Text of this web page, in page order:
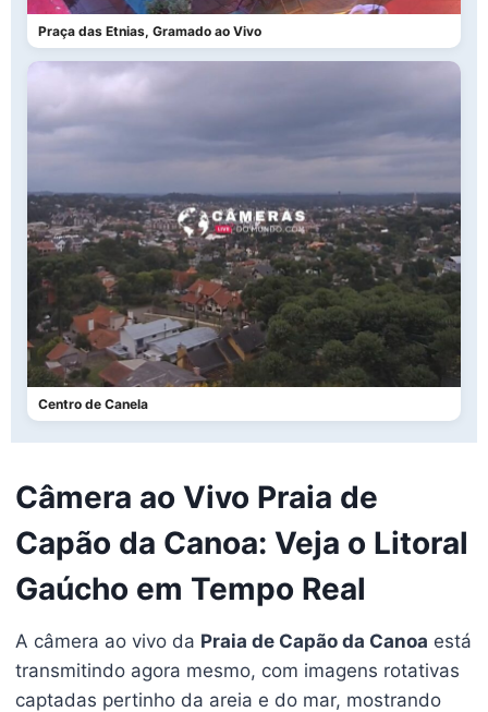
Praça das Etnias, Gramado ao Vivo
Centro de Canela
Câmera ao Vivo Praia de
Capão da Canoa: Veja o Litoral
Gaúcho em Tempo Real
A câmera ao vivo da Praia de Capão da Canoa está
transmitindo agora mesmo, com imagens rotativas
captadas pertinho da areia e do mar, mostrando